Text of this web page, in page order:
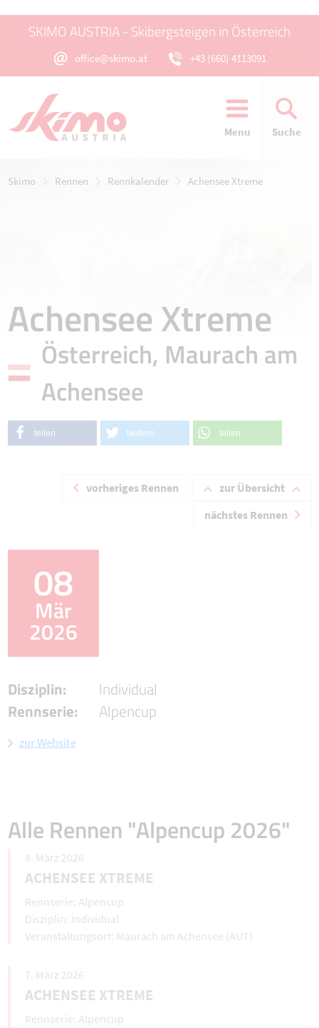
SKIMO AUSTRIA - Skibergsteigen in Österreich
office@skimo.at +43 (660) 4113091
Menu Suche
Skimo Rennen Rennkalender Achensee Xtreme
Achensee Xtreme
Österreich, Maurach am
Achensee
teilen twittern teilen
vorheriges Rennen
zur Übersicht
nächstes Rennen
08
Mär
2026
Disziplin:
Individual
Rennserie:
Alpencup
zur Website
Alle Rennen "Alpencup 2026"
8. März 2026
ACHENSEE XTREME
Alpencup
Individual
Maurach am Achensee (AUT)
7. März 2026
ACHENSEE XTREME
Alpencup